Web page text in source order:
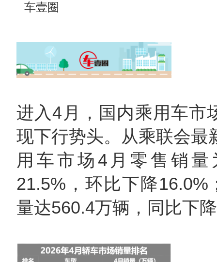
车壹圈
进入4月，国内乘用车市
现下行势头。从乘联会最
用车市场4月零售销量
21.5%，环比下降
量达560.4万辆，同比下